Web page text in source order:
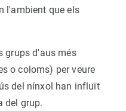
l'ambient que els
grups d'aus més
o coloms) per veure
del nínxol han influït
del grup.